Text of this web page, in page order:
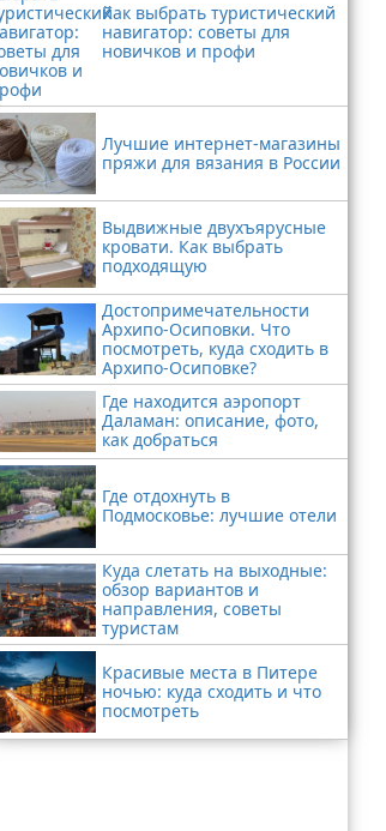
Как выбрать туристический
навигатор: советы для
новичков и профи
Лучшие интернет-магазины
пряжи для вязания в России
Выдвижные двухъярусные
кровати. Как выбрать
подходящую
Достопримечательности
Архипо-Осиповки. Что
посмотреть, куда сходить в
Архипо-Осиповке?
Где находится аэропорт
Даламан: описание, фото,
как добраться
Где отдохнуть в
Подмосковье: лучшие отели
Куда слетать на выходные:
обзор вариантов и
направления, советы
туристам
Красивые места в Питере
ночью: куда сходить и что
посмотреть